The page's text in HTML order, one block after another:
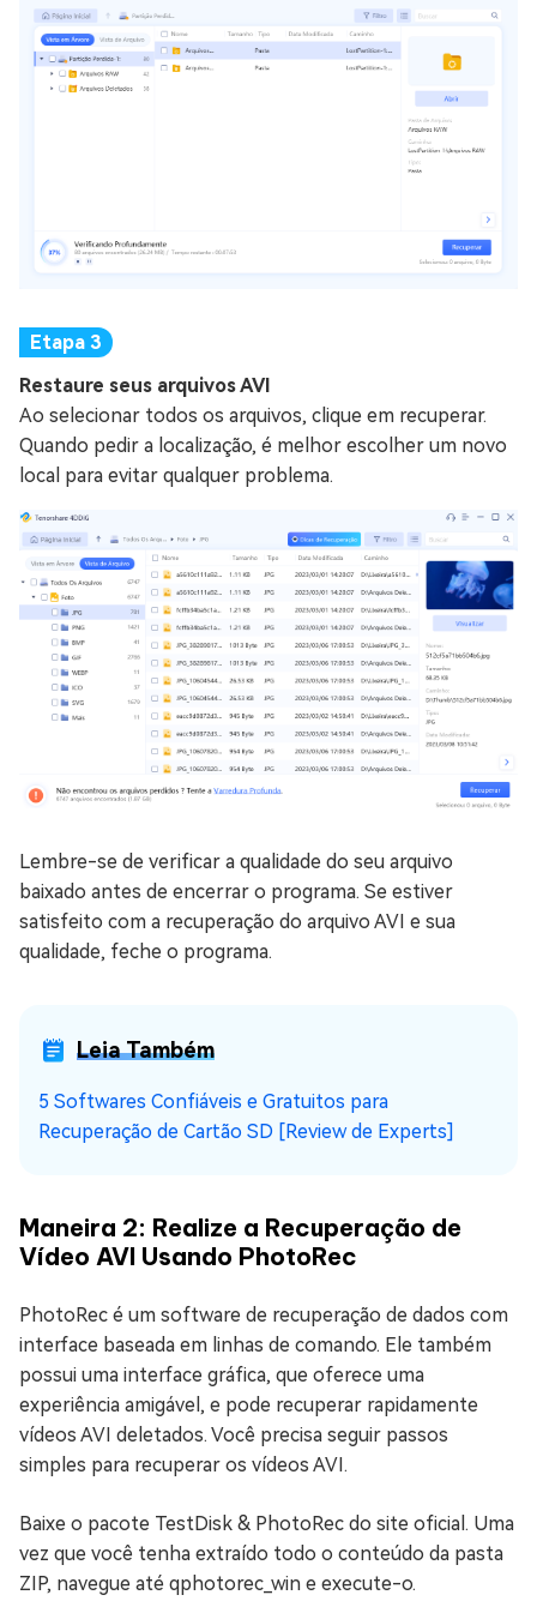
Restaure seus arquivos AVI
Ao selecionar todos os arquivos, clique em recuperar.
Quando pedir a localização, é melhor escolher um novo
local para evitar qualquer problema.
Lembre-se de verificar a qualidade do seu arquivo
baixado antes de encerrar o programa. Se estiver
satisfeito com a recuperação do arquivo AVI e sua
qualidade, feche o programa.
Leia Também
5 Softwares Confiáveis e Gratuitos para
Recuperação de Cartão SD [Review de Experts]
Maneira 2: Realize a Recuperação de
Vídeo AVI Usando PhotoRec
PhotoRec é um software de recuperação de dados com
interface baseada em linhas de comando. Ele também
possui uma interface gráfica, que oferece uma
experiência amigável, e pode recuperar rapidamente
vídeos AVI deletados. Você precisa seguir passos
simples para recuperar os vídeos AVI.
Baixe o pacote TestDisk & PhotoRec do site oficial. Uma
vez que você tenha extraído todo o conteúdo da pasta
ZIP, navegue até qphotorec_win e execute-o.